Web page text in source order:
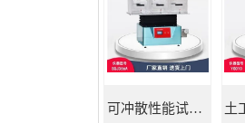
可冲散性能试验机